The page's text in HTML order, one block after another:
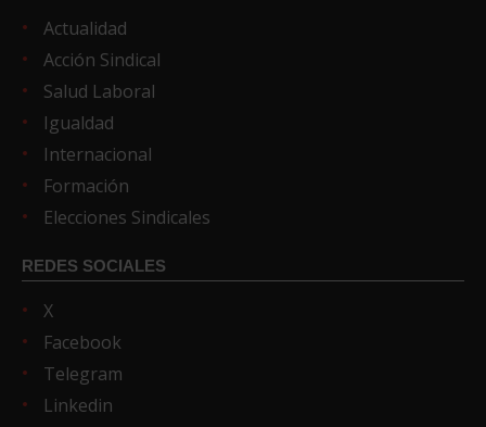
Actualidad
Acción Sindical
Salud Laboral
Igualdad
Internacional
Formación
Elecciones Sindicales
REDES SOCIALES
X
Facebook
Telegram
Linkedin